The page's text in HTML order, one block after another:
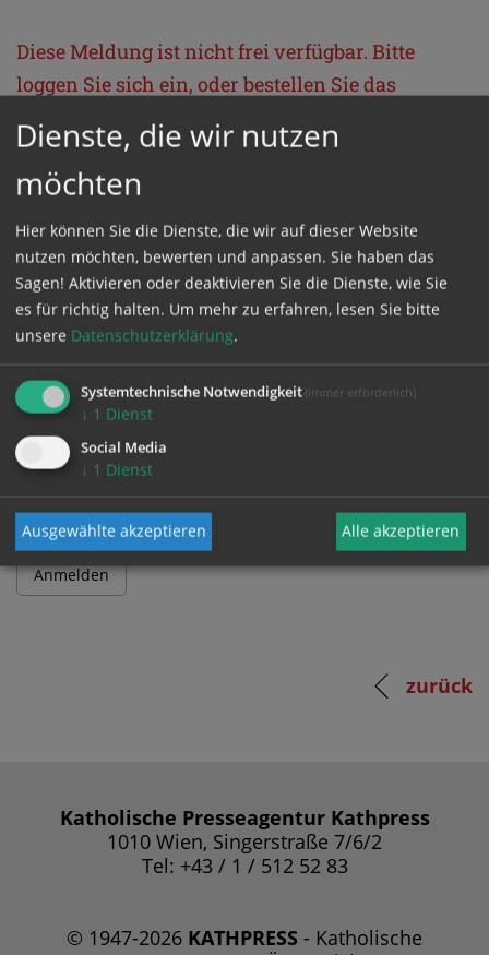
Diese Meldung ist nicht frei verfügbar. Bitte
loggen Sie sich ein, oder bestellen Sie das
GESCHÜTZTER BEREICH
Bitte melden Sie sich mit Ihrem Benutzernamen
und Passwort an.
Benutzername
Passwort
zurück
Katholische Presseagentur Kathpress
1010 Wien, Singerstraße 7/6/2
Tel: +43 / 1 / 512 52 83
© 1947-2026 KATHPRESS - Katholische
Dienste, die wir nutzen
möchten
Hier können Sie die Dienste, die wir auf dieser Website
nutzen möchten, bewerten und anpassen. Sie haben das
Sagen! Aktivieren oder deaktivieren Sie die Dienste, wie Sie
es für richtig halten. Um mehr zu erfahren, lesen Sie bitte
unsere Datenschutzerklärung.
Systemtechnische Notwendigkeit (immer erforderlich)
↓ 1 Dienst
Social Media
↓ 1 Dienst
Ausgewählte akzeptieren Alle akzeptieren